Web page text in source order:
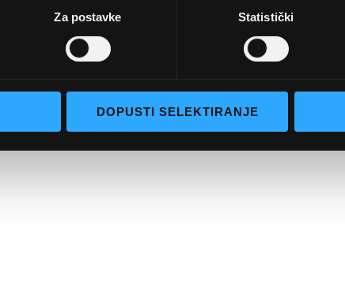
Za postavke Statistički
DOPUSTI SELEKTIRANJE
selection
Napredno pretraživanje
Narudžbe i povrati